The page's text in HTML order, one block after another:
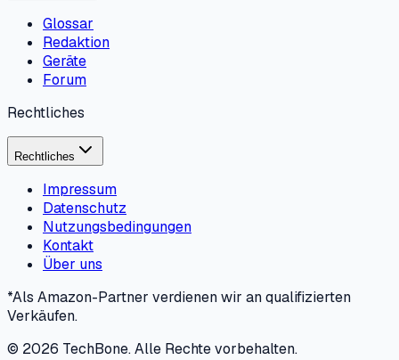
Glossar
Redaktion
Geräte
Forum
Rechtliches
Rechtliches
Impressum
Datenschutz
Nutzungsbedingungen
Kontakt
Über uns
*Als Amazon-Partner verdienen wir an qualifizierten
Verkäufen.
© 2026 TechBone.Alle Rechte vorbehalten.